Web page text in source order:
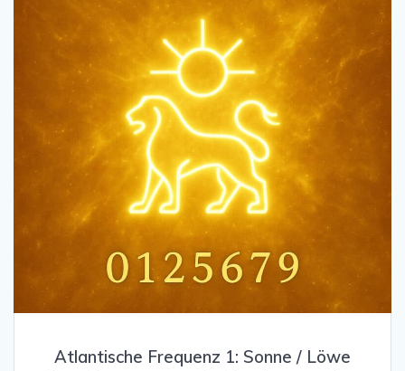
Atlantische Frequenz 1: Sonne / Löwe